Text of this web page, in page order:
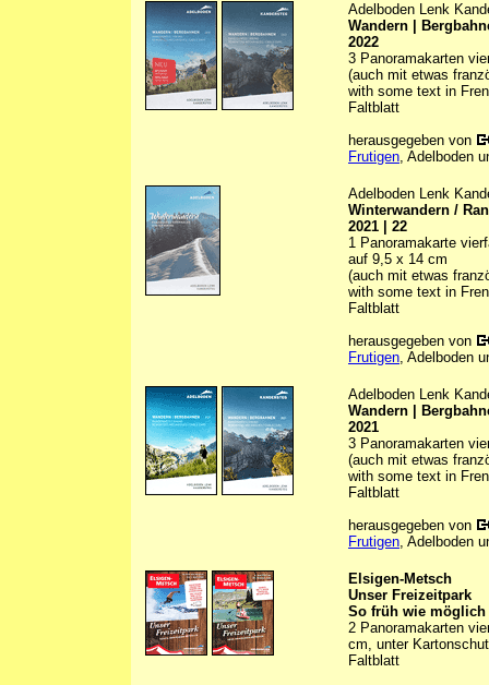
Adelboden Lenk
Wandern |
2022
3 Panoramakarten
(auch mit etwas
with some text in
Faltblatt
herausgegeben von
Frutigen, Adelboden
Adelboden Lenk
Winterwandern /
2021 | 22
1 Panoramakarte
auf 9,5 x 14 cm
(auch mit etwas
with some text in
Faltblatt
herausgegeben von
Frutigen, Adelboden
Adelboden Lenk
Wandern |
2021
3 Panoramakarten
(auch mit etwas
with some text in
Faltblatt
herausgegeben von
Frutigen, Adelboden
Elsigen-Metsch
Unser Freizeitpark
So früh wie möglich
2 Panoramakarten
cm, unter
Faltblatt